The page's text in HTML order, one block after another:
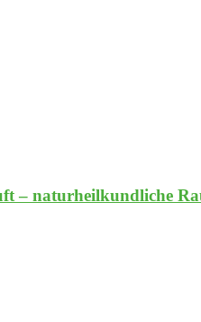
– naturheilkundliche